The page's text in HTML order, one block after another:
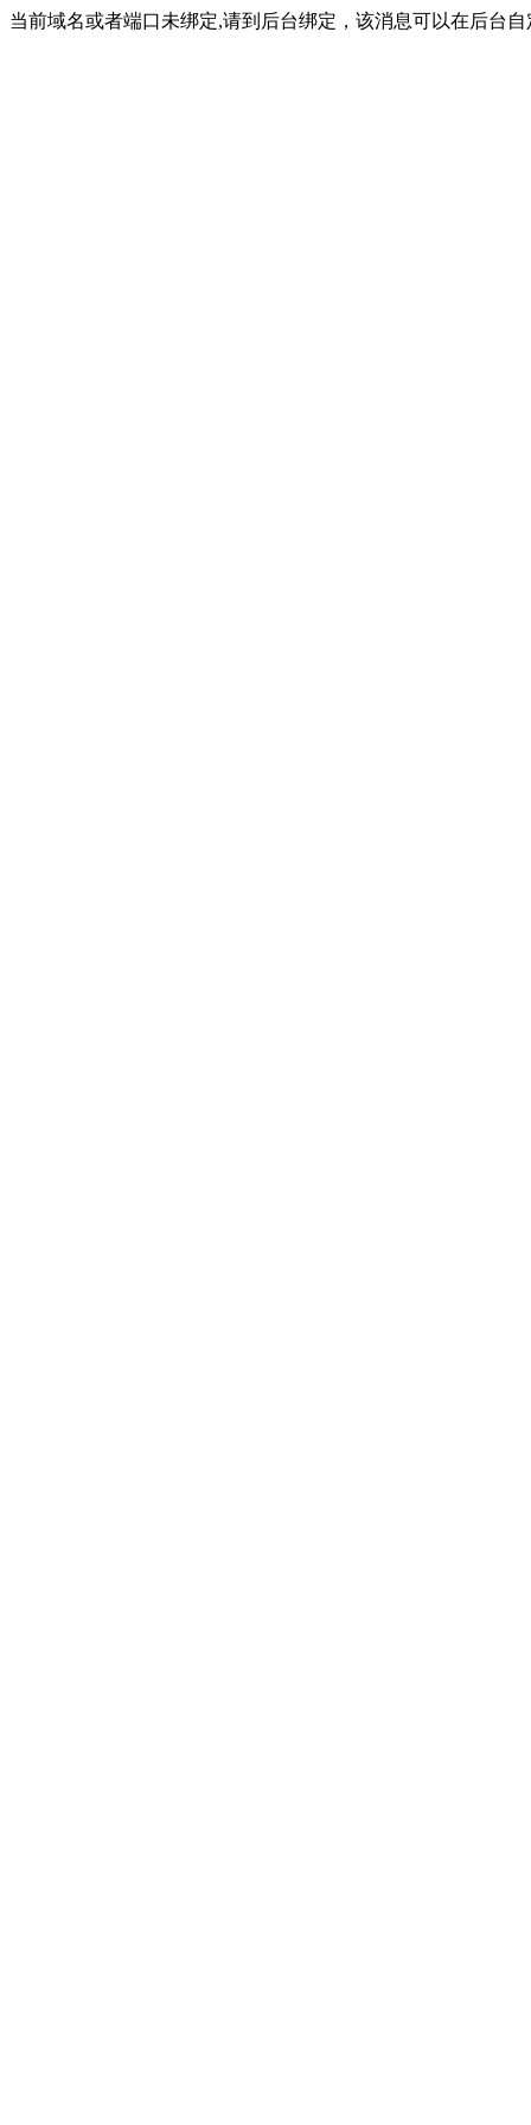
当前域名或者端口未绑定,请到后台绑定，该消息可以在后台自